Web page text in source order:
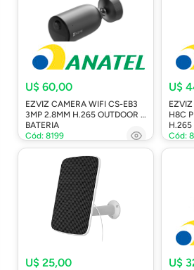
U$ 60,00
EZVIZ CAMERA WIFI CS-EB3
3MP 2.8MM H.265 OUTDOOR A
BATERIA
Cód: 8199
U$
H8C
H.265
Cód:
U$ 25,00 U$